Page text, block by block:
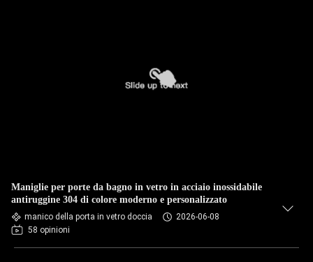
Maniglie per porte da bagno in vetro in acciaio inossidabile
antiruggine 304 di colore moderno e personalizzato
manico della porta in vetro doccia
2026-06-08
58 opinioni